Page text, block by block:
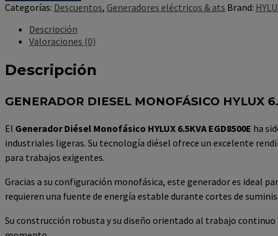
Categorías: Descuentos, Generadores eléctricos & ats Brand:
Descripción
Valoraciones (0)
Descripción
GENERADOR DIESEL MONOFÁSICO HYLUX
El Generador Diésel Monofásico HYLUX 6.5KVA EGD8500E ha
industriales ligeras. Su tecnología diésel ofrece un excelente
para trabajos exigentes.
Gracias a su configuración monofásica, este generador es ideal
requieren una fuente de energía estable durante cortes de
Su construcción robusta y su diseño orientado al trabajo